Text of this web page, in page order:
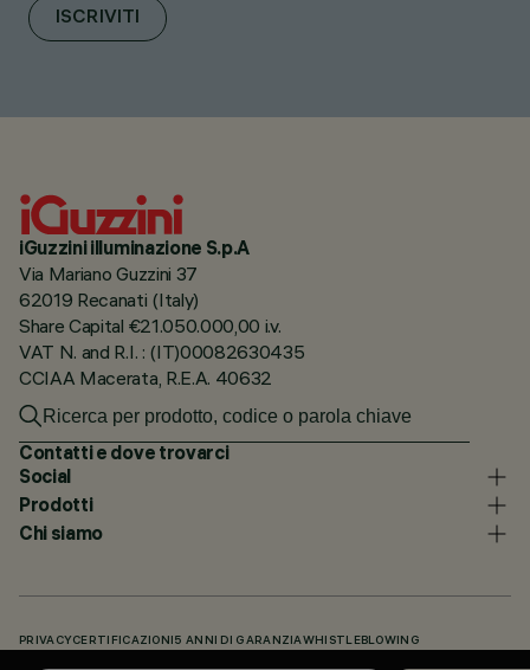
ISCRIVITI
iGuzzini illuminazione S.p.A
Via Mariano Guzzini 37
62019 Recanati (Italy)
Share Capital €21.050.000,00 i.v.
VAT N. and R.I. : (IT)00082630435
CCIAA Macerata, R.E.A. 40632
Contatti e dove trovarci
Social
Prodotti
Chi siamo
PRIVACY CERTIFICAZIONI 5 ANNI DI GARANZIAWHISTLEBLOWING